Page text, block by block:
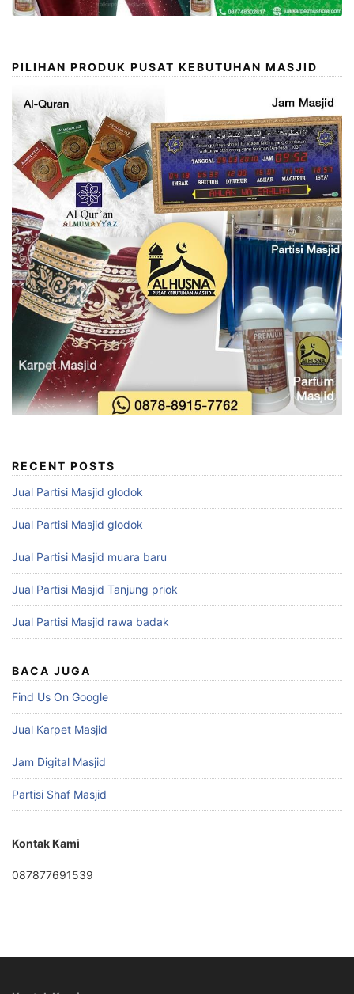
PILIHAN PRODUK PUSAT KEBUTUHAN MASJID
RECENT POSTS
Jual Partisi Masjid glodok
Jual Partisi Masjid glodok
Jual Partisi Masjid muara baru
Jual Partisi Masjid Tanjung priok
Jual Partisi Masjid rawa badak
BACA JUGA
Find Us On Google
Jual Karpet Masjid
Jam Digital Masjid
Partisi Shaf Masjid
Kontak Kami
087877691539